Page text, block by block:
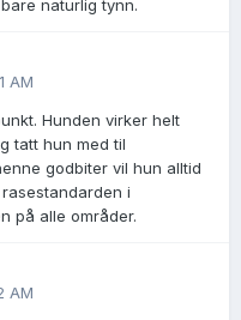
naturlig tynn.
AM
Hunden virker helt
tatt hun med til
godbiter vil hun alltid
i
på alle områder.
AM